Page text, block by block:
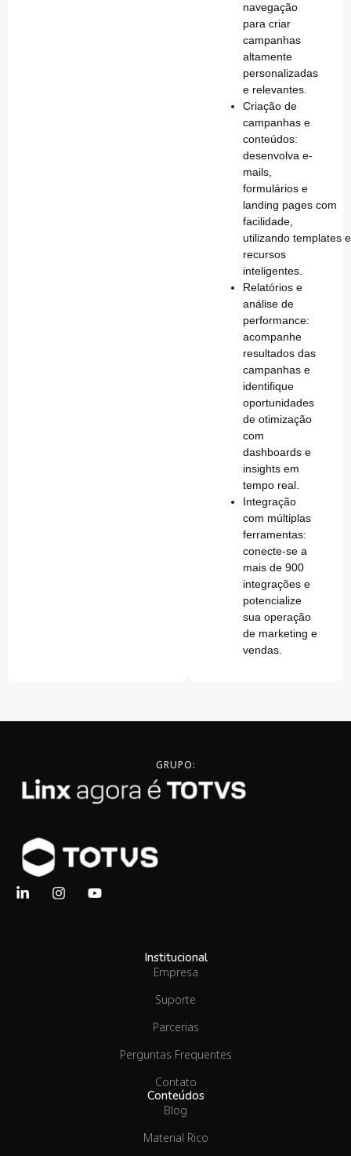
navegação
para criar
campanhas
altamente
personalizadas
e relevantes.
Criação de
campanhas e
conteúdos:
desenvolva e-
mails,
formulários e
landing pages com
facilidade,
utilizando templates e
recursos
inteligentes.
Relatórios e
análise de
performance:
acompanhe
resultados das
campanhas e
identifique
oportunidades
de otimização
com
dashboards e
insights em
tempo real.
Integração
com múltiplas
ferramentas:
conecte-se a
mais de 900
integrações e
potencialize
sua operação
de marketing e
vendas.
GRUPO:
Institucional
Empresa
Suporte
Parcerias
Perguntas Frequentes
Contato
Conteúdos
Blog
Material Rico